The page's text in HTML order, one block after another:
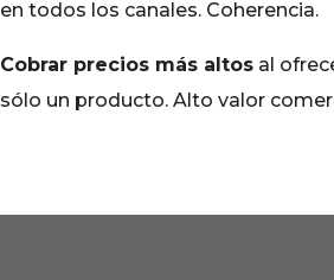
en todos los canales. Coherencia.
Cobrar precios más altosal
sólo un producto. Alto valor